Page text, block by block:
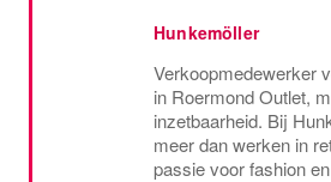
Hunkemöller
Verkoopmedewerker
in Roermond Outlet,
inzetbaarheid. Bij
meer dan werken in
passie voor fashion